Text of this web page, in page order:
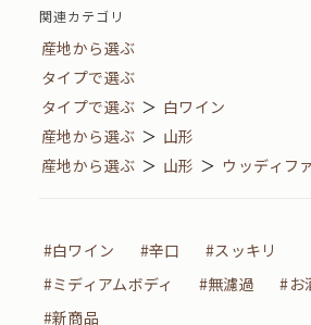
関連カテゴリ
産地から選ぶ
タイプで選ぶ
タイプで選ぶ ＞ 白ワイン
産地から選ぶ ＞ 山形
産地から選ぶ ＞ 山形 ＞ ウッディフ
#白ワイン #辛口
#スッキリ
#ミディアムボディ
#無濾過 #お
#新商品